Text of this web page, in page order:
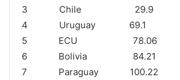
3 Chile 29.9
4 Uruguay 69.1
5 ECU 78.06
6 Bolivia 84.21
7 Paraguay 100.22